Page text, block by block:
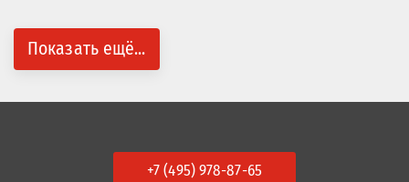
Показать ещё...
+7 (495) 978-87-65